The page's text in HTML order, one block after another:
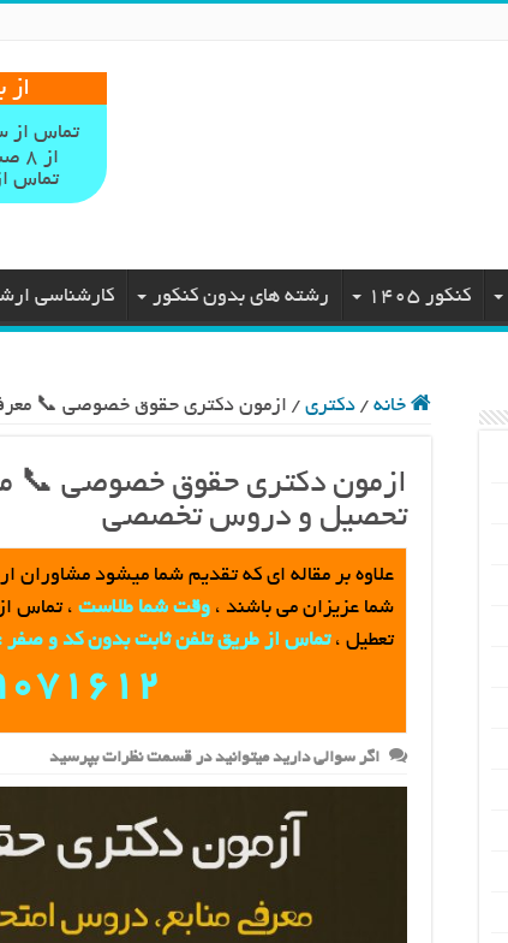
از
تماس از
از 8 صبح الی 12 شب حتی در ایام تعطیل
تماس
کنکور 1405 رشته های بدون کنکور کارشناسی
خانه / دکتری / ازمون دکتری حقوق خصوصی 📞
ازمون دکتری حقوق خصوصی 📞
تحصیل و دروس تخصصی
علاوه بر مقاله اي که تقديم شما ميشود مشاوران
شما عزيزان مي باشند ، وقت شما طلاست
تعطیل ،تماس از طريق تلفن ثابت بدون کد و صفر
اگر سوالی دارید میتوانید در قسمت نظرات بپرسید